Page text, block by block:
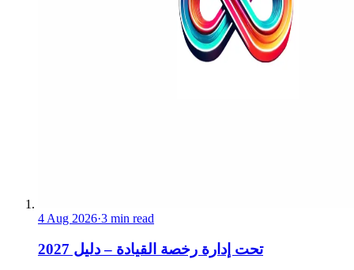
4 Aug 2026·3 min read
تحت إدارة رخصة القيادة – دليل 2027